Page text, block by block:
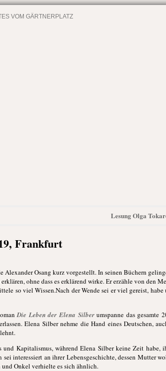
VOM GÄRTNERPLATZ
Lesung Olga
Frankfurt
Alexander Osang kurz vorgestellt. In seinen Büchern
ohne dass es erklärend wirke. Er erzähle von den
so viel Wissen.Nach der Wende sei er viel gereist,
Die Leben der Elena Silberumspanne das gesamte
Elena Silber nehme die Hand eines Deutschen,
Kapitalismus, während Elena Silber keine Zeit habe,
interessiert an ihrer Lebensgeschichte, dessen Mutter
Onkel verhielte es sich ähnlich.